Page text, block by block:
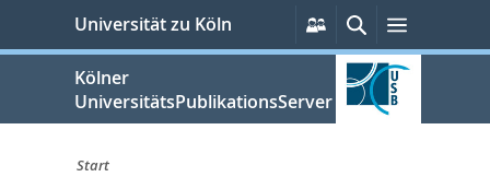
springen
Universität zu Köln
Persönliche
Services
SucheMenü
Kölner
UniversitätsPublikationsServer
Start